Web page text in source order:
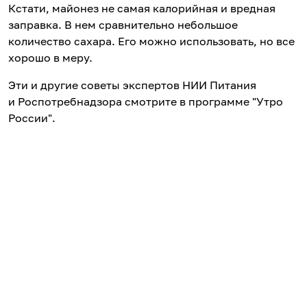
Кстати, майонез не самая калорийная и вредная
заправка. В нем сравнительно небольшое
количество сахара. Его можно использовать, но все
хорошо в меру.
Эти и другие советы экспертов НИИ Питания
и Роспотребнадзора смотрите в программе "Утро
России".